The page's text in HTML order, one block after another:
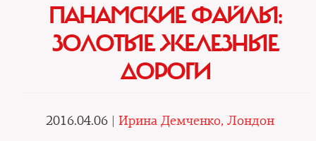
ПАНАМСКИЕ ФАЙЛЫ:
ЗОЛОТЫЕ ЖЕЛЕЗНЫЕ
ДОРОГИ
2016.04.06 | Ирина Демченко, Лондон